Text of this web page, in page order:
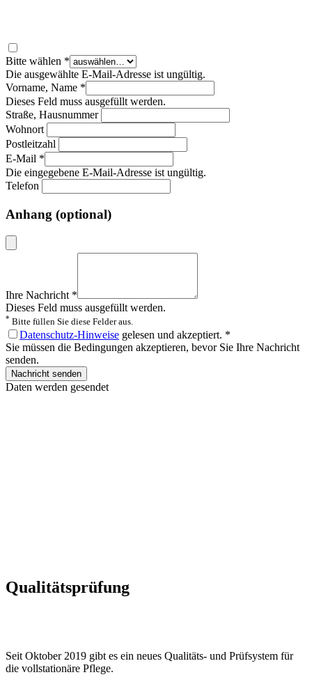
Bitte wählen *
Die ausgewählte E-Mail-Adresse ist ungültig.
Vorname, Name *
Dieses Feld muss ausgefüllt werden.
Straße, Hausnummer
Wohnort
Postleitzahl
E-Mail *
Die eingegebene E-Mail-Adresse ist ungültig.
Telefon
Anhang (optional)
Ihre Nachricht *
Dieses Feld muss ausgefüllt werden.
* Bitte füllen Sie diese Felder aus.
Datenschutz-Hinweise gelesen und akzeptiert. *
Sie müssen die Bedingungen akzeptieren, bevor Sie Ihre Nachricht
senden.
Nachricht senden
Daten werden gesendet
Qualitätsprüfung
Seit Oktober 2019 gibt es ein neues Qualitäts- und Prüfsystem für
die vollstationäre Pflege.